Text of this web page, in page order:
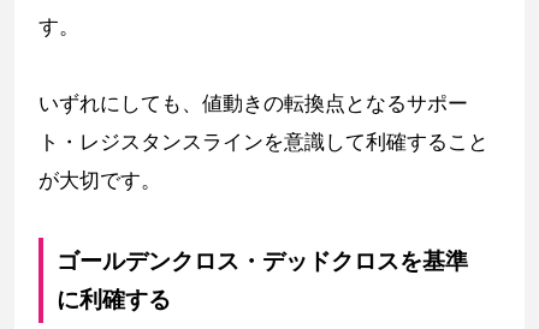
す。
いずれにしても、値動きの転換点となるサポー
ト・レジスタンスラインを意識して利確すること
が大切です。
ゴールデンクロス・デッドクロスを基準
に利確する